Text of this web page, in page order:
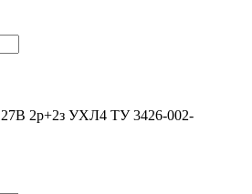
2р+2з УХЛ4 ТУ 3426-002-